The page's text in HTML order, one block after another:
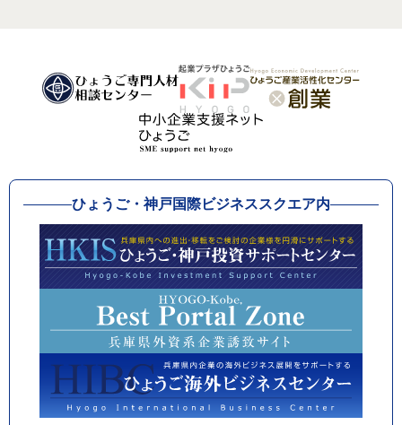
ひょうご・神戸国際ビジネススクエア内